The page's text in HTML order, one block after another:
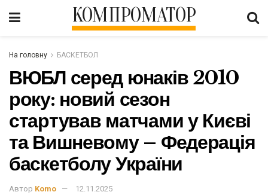
КОМПРОМАТОР
На головну БАСКЕТБОЛ
ВЮБЛ серед юнаків 2010
року: новий сезон
стартував матчами у Києві
та Вишневому – Федерація
баскетболу України
Автор Komo 12.11.2025